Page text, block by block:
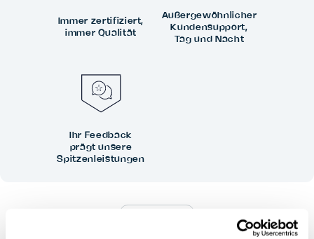
Bis zu 24 Stunden im Voraus kostenlos Stornierung, keine
Immer zertifiziert,
immer Qualität
Außergewöhnlicher
Kundensupport,
Tag und Nacht
Ihr Feedback
prägt unsere
Spitzenleistungen